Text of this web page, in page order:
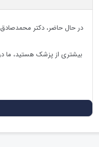
در حال حاضر،دکتر
بیشتری از پزشک هستید، ما